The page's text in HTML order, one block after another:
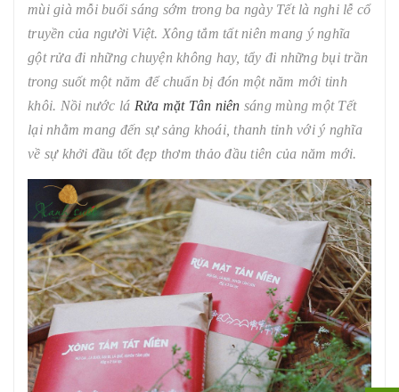
mùi già mỗi buổi sáng sớm trong ba ngày Tết là nghi lễ cổ
truyền của người Việt. Xông tắm tất niên mang ý nghĩa
gột rửa đi những chuyện không hay, tẩy đi những bụi trần
trong suốt một năm để chuẩn bị đón một năm mới tinh
khôi. Nồi nước lá Rửa mặt Tân niên sáng mùng một Tết
lại nhằm mang đến sự sảng khoái, thanh tỉnh với ý nghĩa
về sự khởi đầu tốt đẹp thơm thảo đầu tiên của năm mới.